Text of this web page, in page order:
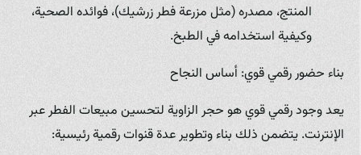
المنتج، مصدره (مثل مزرعة فطر زرشيك)، فوائده الصحية،
وكيفية استخدامه في الطبخ.
بناء حضور رقمي قوي: أساس النجاح
يعد وجود رقمي قوي هو حجر الزاوية لتحسين مبيعات الفطر عبر
الإنترنت. يتضمن ذلك بناء وتطوير عدة قنوات رقمية رئيسية: